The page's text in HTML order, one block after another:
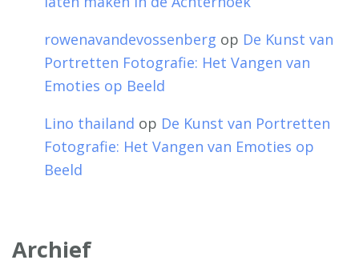
rowenavandevossenberg op De Kunst van
Portretten Fotografie: Het Vangen van
Emoties op Beeld
Lino thailand op De Kunst van Portretten
Fotografie: Het Vangen van Emoties op
Beeld
Archief